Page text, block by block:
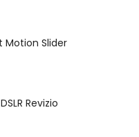
Motion Slider
Revizio